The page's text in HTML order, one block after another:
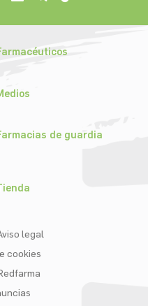
de guardia
legal
cookies